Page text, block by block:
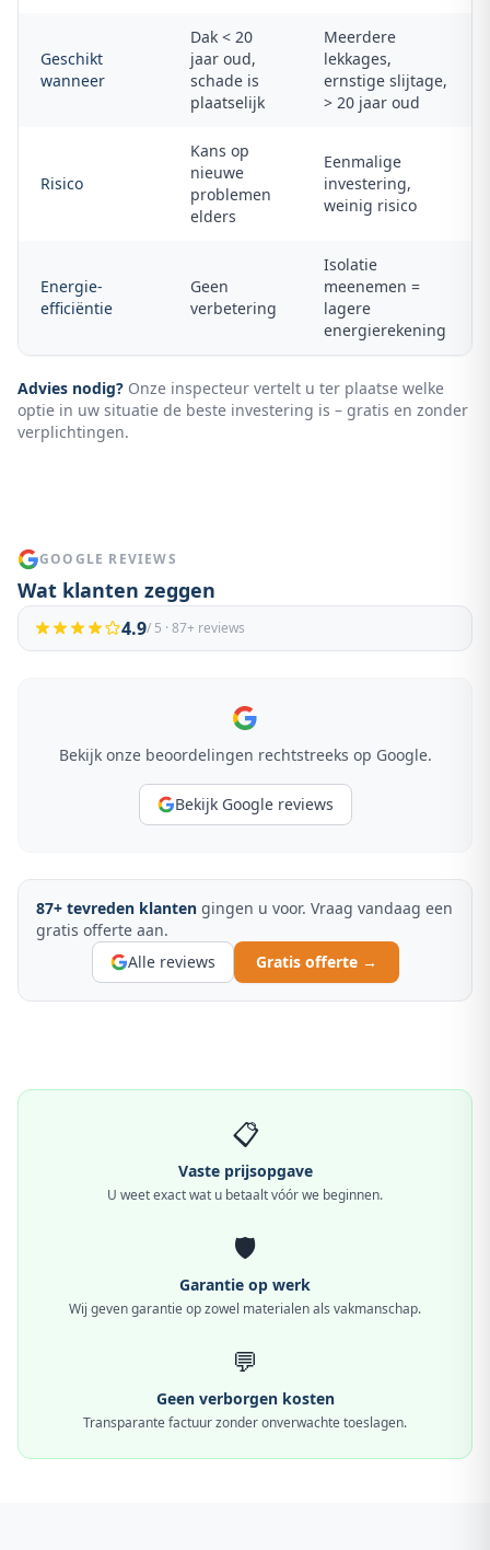
Geschikt
wanneer
Dak < 20
jaar oud,
schade is
plaatselijk
Meerdere
lekkages,
ernstige slijtage,
> 20 jaar oud
Risico
Kans op
nieuwe
problemen
elders
Eenmalige
investering,
weinig risico
Energie-
efficiëntie
Geen
verbetering
Isolatie
meenemen =
lagere
energierekening
Advies nodig? Onze inspecteur vertelt u ter plaatse welke
optie in uw situatie de beste investering is – gratis en zonder
verplichtingen.
GOOGLE REVIEWS
Wat klanten zeggen
4.9/ 5 · 87+ reviews
Bekijk onze beoordelingen rechtstreeks op Google.
Bekijk Google reviews
87+ tevreden klanten gingen u voor. Vraag vandaag een
gratis offerte aan.
Alle reviews
Gratis offerte →
📋
Vaste prijsopgave
U weet exact wat u betaalt vóór we beginnen.
🛡️
Garantie op werk
Wij geven garantie op zowel materialen als vakmanschap.
💬
Geen verborgen kosten
Transparante factuur zonder onverwachte toeslagen.